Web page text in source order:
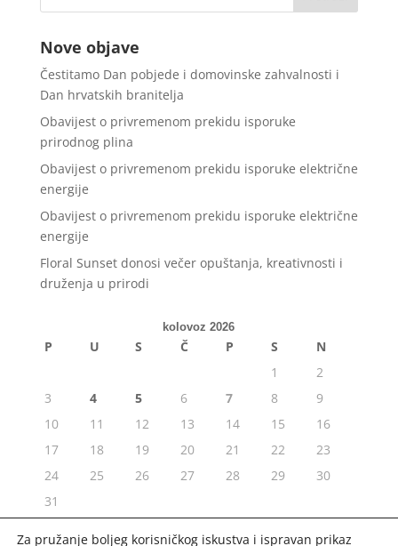
Nove objave
Čestitamo Dan pobjede i domovinske zahvalnosti i
Dan hrvatskih branitelja
Obavijest o privremenom prekidu isporuke
prirodnog plina
Obavijest o privremenom prekidu isporuke električne
energije
Obavijest o privremenom prekidu isporuke električne
energije
Floral Sunset donosi večer opuštanja, kreativnosti i
druženja u prirodi
kolovoz 2026
P U S Č P S
N
1
2
3
4 5 6 7 8
9
10
11 12 13 14 15
16
17
18 19 20 21 22
23
24
25 26 27 28 29
30
31
« srp
Za pružanje boljeg korisničkog iskustva i ispravan prikaz